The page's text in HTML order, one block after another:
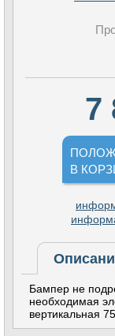
7
В
Бампер не
необходимая
вертикальная